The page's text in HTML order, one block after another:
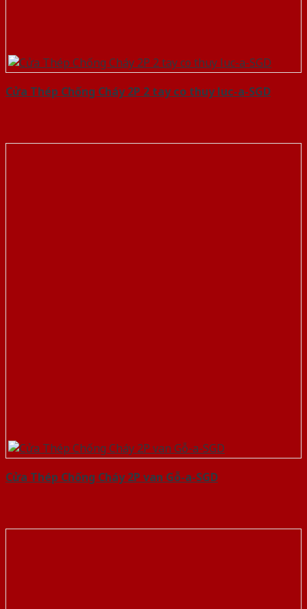
Cửa Thép Chống Cháy 2P 2 tay co thuy luc-a-SGD
Cửa Thép Chống Cháy 2P van Gỗ-a-SGD